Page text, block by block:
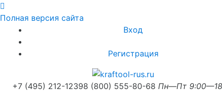
Полная версия сайта
Вход
Регистрация
+7 (495) 212-12398 (800) 555-80-68 Пн—Пт